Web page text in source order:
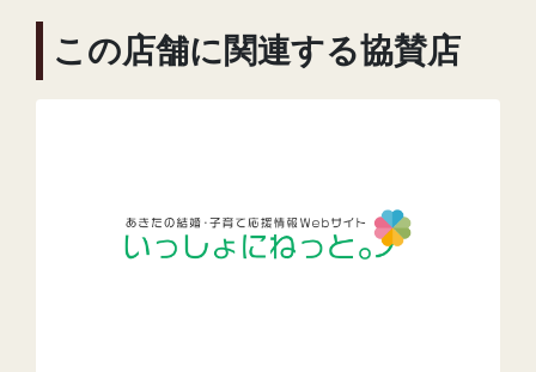
この店舗に関連する協賛店